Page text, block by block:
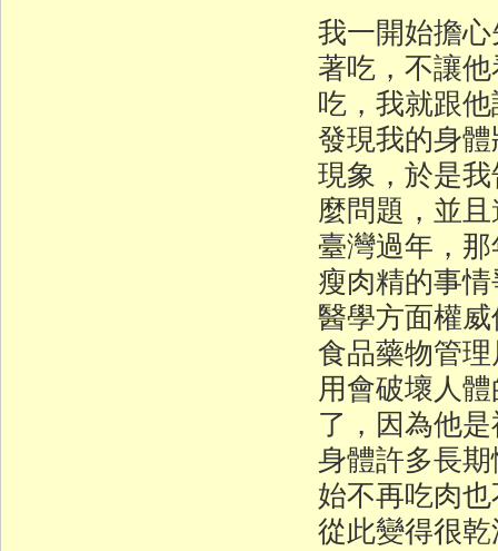
我一開始擔
著吃，不讓
吃，我就跟
發現我的身
現象，於是
麼問題，並
臺灣過年，
瘦肉精的事
醫學方面權
食品藥物管
用會破壞人
了，因為他
身體許多長
始不再吃肉
從此變得很